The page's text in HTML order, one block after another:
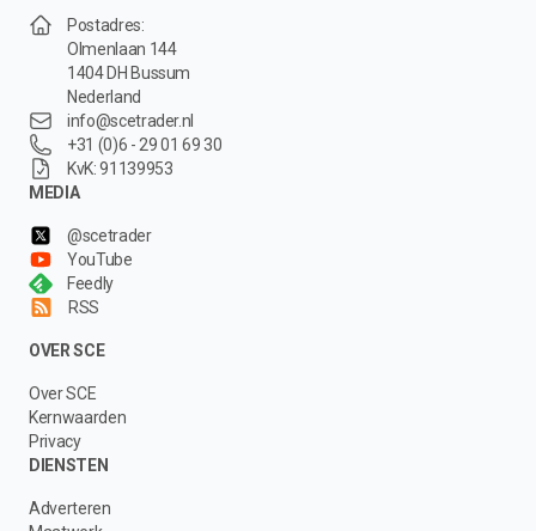
Postadres:
Olmenlaan 144
1404 DH Bussum
Nederland
info@scetrader.nl
+31 (0)6 - 29 01 69 30
KvK: 91139953
MEDIA
@scetrader
YouTube
Feedly
RSS
OVER SCE
Over SCE
Kernwaarden
Privacy
DIENSTEN
Adverteren